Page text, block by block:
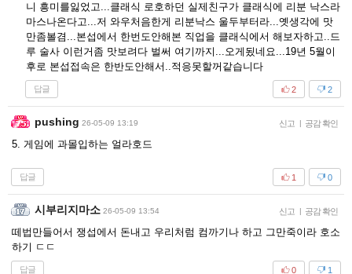
니 흥미를잃었고...클래식 로호하던 실제친구가 클래식에 리분 낙스라
마스나온다고...저 와우처음한게 리분낙스 울두부터라...옛생각에 맛
만좀볼겸...본섭에서 한번도안해본 직업을 클래식에서 해보자하고..드
루 술사 이런거좀 맛보려다 벌써 여기까지...오게됬네요...19년 5월이
후로 본섭접속은 한반도안해서..적응못할꺼같습니다
답글 2
2
pushing 26-05-09 13:19 신고 | 공감 확인
5. 게임에 과몰입하는 얼라호드
답글 0
1
시부리지마소 26-05-09 13:54 신고 | 공감 확인
떼법만들어서 쟁섭에서 돈내고 우리처럼 컴까기나 하고 그만죽이라 호소
하기 ㄷㄷ
답글 1
0